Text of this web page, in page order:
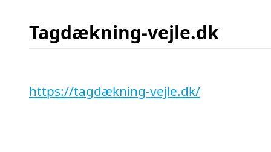
Tagdækning-vejle.dk
https://tagdækning-vejle.dk/